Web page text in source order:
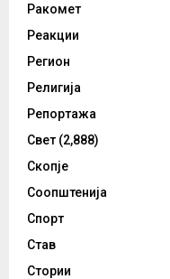
Ракомет
Реакции
Регион
Религија
Репортажа
Свет (2,888)
Скопје
Соопштенија
Спорт
Став
Стории